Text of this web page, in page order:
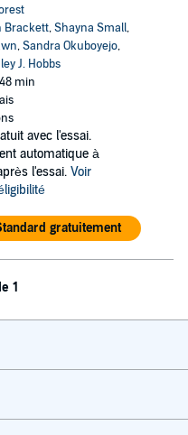
Brackett,Shayna Small,
,Sandra Okuboyejo,
J. Hobbs
min
avec l'essai.
automatique à
l'essai. Voir
gratuitement
1